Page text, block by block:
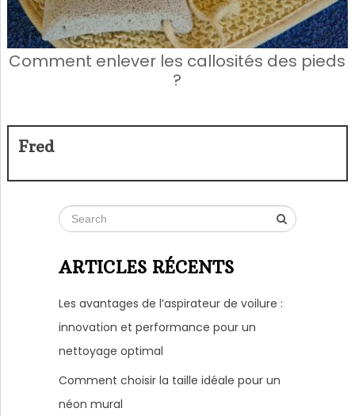
Comment enlever les callosités des pieds
?
Fred
ARTICLES RÉCENTS
Les avantages de l’aspirateur de voilure :
innovation et performance pour un
nettoyage optimal
Comment choisir la taille idéale pour un
néon mural